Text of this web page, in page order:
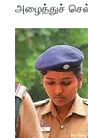
அழைத்துச்